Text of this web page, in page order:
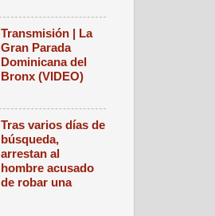
Transmisión | La
Gran Parada
Dominicana del
Bronx (VIDEO)
Tras varios días de
búsqueda,
arrestan al
hombre acusado
de robar una